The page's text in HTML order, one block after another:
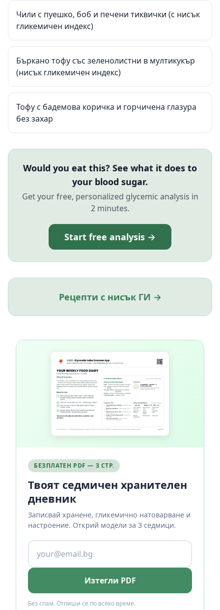
Чили с пуешко, боб и печени тиквички (с нисък
гликемичен индекс)
Бъркано тофу със зеленолистни в мултикукър
(нисък гликемичен индекс)
Тофу с бадемова коричка и горчичена глазура
без захар
Would you eat this? See what it does to
your blood sugar.
Get your free, personalized glycemic analysis in
2 minutes.
Start free analysis →
Рецепти с нисък ГИ →
БЕЗПЛАТЕН PDF — 3 СТР.
Твоят седмичен хранителен
дневник
Записвай хранене, гликемично натоварване и
настроение. Открий модели за 3 седмици.
Изтегли PDF
Без спам. Отпиши се по всяко време.